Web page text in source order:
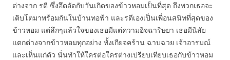
ต่างจาก รตี ซึ่งอึดอัดกับวันเกิดของข้าวหอมเป็นที่สุด ถึงพวกเธอจะ
เติบโตมาพร้อมกันในบ้านทอฟ้า และรตีเองเป็นเพื่อนสนิทที่สุดของ
ข้าวหอม แต่ลึกๆแล้วใจของเธอมีแต่ความอิจฉาริษยา เธอมีนิสัย
แตกต่างจากข้าวหอมทุกอย่าง ทั้งเกียจคร้าน ฉาบฉวย เจ้าอารมณ์
และเห็นแก่ตัว นั่นทำให้ใครต่อใครต่างเปรียบเทียบเธอกับข้าวหอม